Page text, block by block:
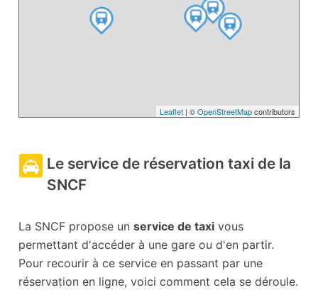
Leaflet| ©OpenStreetMapcontributors
Le service de réservation taxi de la
SNCF
La SNCF propose unservice de taxi vous
permettant d'accéder à une gare ou d'en partir.
Pour recourir à ce service en passant par une
réservation en ligne, voici comment cela se déroule.